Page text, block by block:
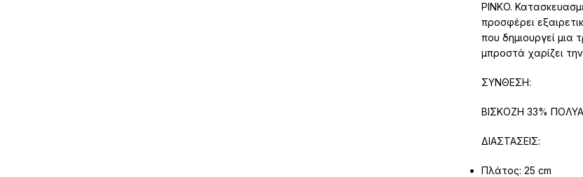
PINKO.
προσφέρει
που δημιουργεί μια
μπροστά χαρίζει
ΣΥΝΘΕΣΗ:
ΒΙΣΚΟΖΗ 33%
ΔΙΑΣΤΑΣΕΙΣ:
Πλάτος: 25 cm